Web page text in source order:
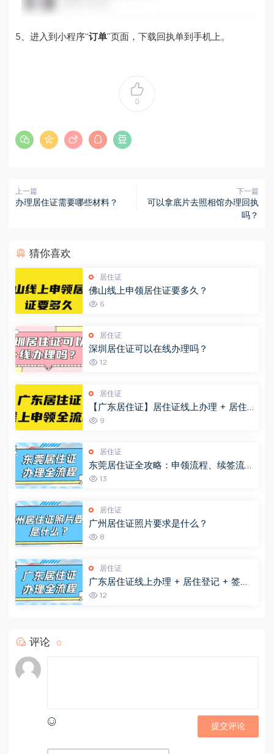
5、进入到小程序“订单”页面，下载回执单到手机上。
0
上一篇
办理居住证需要哪些材料？
下一篇
可以拿底片去照相馆办理回执
吗？
猜你喜欢
居住证
佛山线上申领居住证要多久？
6
居住证
深圳居住证可以在线办理吗？
12
居住证
【广东居住证】居住证线上办理 + 居住
登记 + 签证续签全指南！材料 + 流程一
9
居住证
东莞居住证全攻略：申领流程、续签流
程，看这篇！
13
居住证
广州居住证照片要求是什么？
8
居住证
广东居住证线上办理 + 居住登记 + 签证
续签全指南！材料 + 流程一次说清
12
评论 0
提交评论